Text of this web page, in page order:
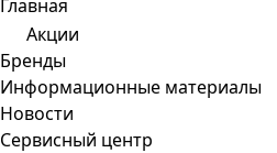
Главная
Акции
Бренды
Информационные материалы
Новости
Сервисный центр